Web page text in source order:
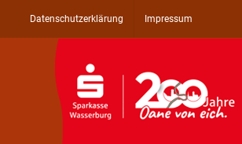
Datenschutzerklärung Impressum